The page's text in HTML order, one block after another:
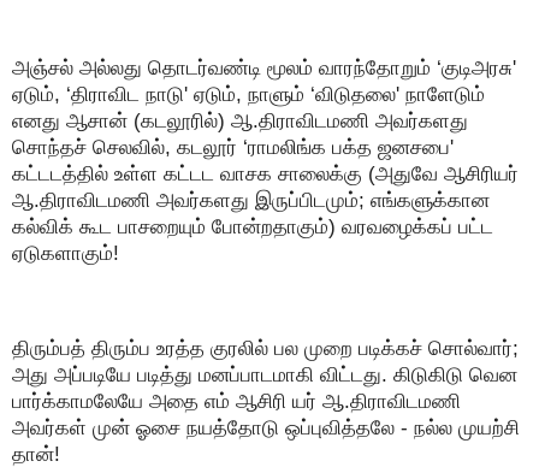
அஞ்சல் அல்லது தொடர்வண்டி மூலம் வாரந்தோறும் ‘குடிஅரசு'
ஏடும், ‘திராவிட நாடு' ஏடும், நாளும் ‘விடுதலை' நாளேடும்
எனது ஆசான் (கடலூரில்) ஆ.திராவிடமணி அவர்களது
சொந்தச் செலவில், கடலூர் ‘ராமலிங்க பக்த ஜனசபை'
கட்டடத்தில் உள்ள கட்டட வாசக சாலைக்கு (அதுவே ஆசிரியர்
ஆ.திராவிடமணி அவர்களது இருப்பிடமும்; எங்களுக்கான
கல்விக் கூட பாசறையும் போன்றதாகும்) வரவழைக்கப் பட்ட
ஏடுகளாகும்!
திரும்பத் திரும்ப உரத்த குரலில் பல முறை படிக்கச் சொல்வார்;
அது அப்படியே படித்து மனப்பாடமாகி விட்டது. கிடுகிடு வென
பார்க்காமலேயே அதை எம் ஆசிரி யர் ஆ.திராவிடமணி
அவர்கள் முன் ஓசை நயத்தோடு ஒப்புவித்தலே - நல்ல முயற்சி
தான்!